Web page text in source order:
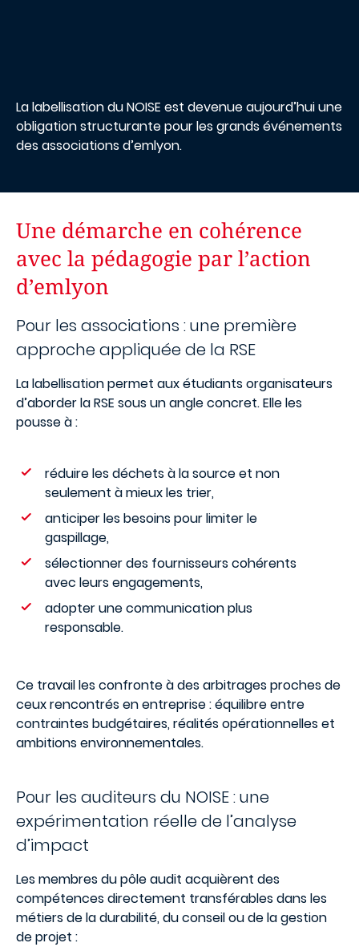
La labellisation du NOISE est devenue aujourd’hui une
obligation structurante pour les grands événements
des associations d’emlyon.
Une démarche en cohérence
avec la pédagogie par l’action
d’emlyon
Pour les associations : une première
approche appliquée de la RSE
La labellisation permet aux étudiants organisateurs
d’aborder la RSE sous un angle concret. Elle les
pousse à :
réduire les déchets à la source et non
seulement à mieux les trier,
anticiper les besoins pour limiter le
gaspillage,
sélectionner des fournisseurs cohérents
avec leurs engagements,
adopter une communication plus
responsable.
Ce travail les confronte à des arbitrages proches de
ceux rencontrés en entreprise : équilibre entre
contraintes budgétaires, réalités opérationnelles et
ambitions environnementales.
Pour les auditeurs du NOISE : une
expérimentation réelle de l’analyse
d’impact
Les membres du pôle audit acquièrent des
compétences directement transférables dans les
métiers de la durabilité, du conseil ou de la gestion
de projet :